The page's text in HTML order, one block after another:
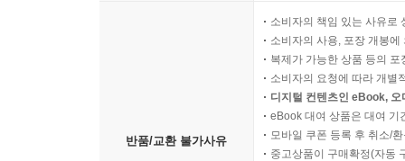
반품/교환 불가사유
소비자의 책임 있는 사유로
소비자의 사용, 포장 개봉
복제가 가능한 상품 등의
소비자의 요청에 따라 개별
디지털 컨텐츠인 eBook,
eBook 대여 상품은 대여 기
모바일 쿠폰 등록 후 취소/
중고상품이 구매확정(자동